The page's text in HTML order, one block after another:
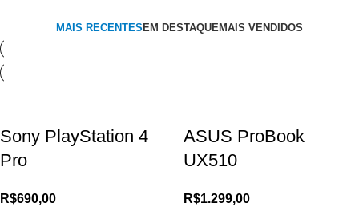
MAIS RECENTES EM DESTAQUEMAIS VENDIDOS
Sony PlayStation 4
Pro
R$690,00
ASUS ProBook
UX510
R$1.299,00